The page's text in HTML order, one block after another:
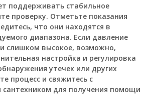
поддерживать стабильное
проверку. Отметьте показания
что они находятся в
диапазона. Если давление
слишком высокое, возможно,
настройка и регулировка
утечек или других
процесс и свяжитесь с
для получения помощи